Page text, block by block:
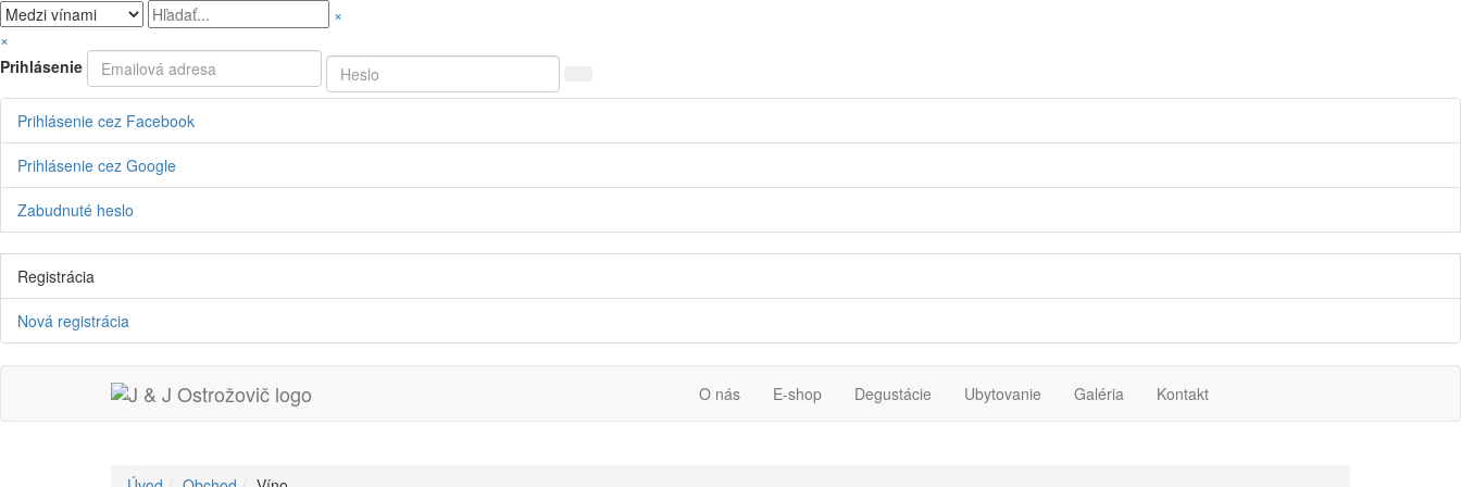
×
×
Prihlásenie
Prihlásenie cez Facebook
Prihlásenie cez Google
Zabudnuté heslo
Registrácia
Nová registrácia
O nás E-shop Degustácie Ubytovanie Galéria Kontakt